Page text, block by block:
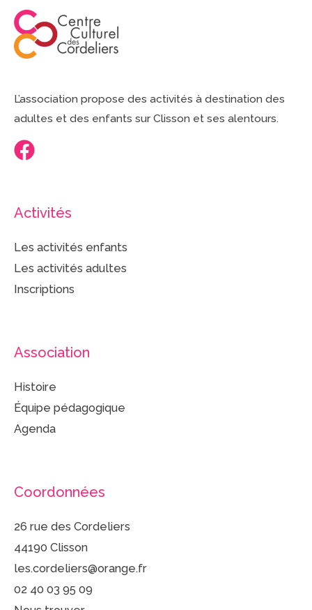
L’association propose des activités à destination des
adultes et des enfants sur Clisson et ses alentours.
Activités
Les activités enfants
Les activités adultes
Inscriptions
Association
Histoire
Équipe pédagogique
Agenda
Coordonnées
26 rue des Cordeliers
44190 Clisson
les.cordeliers@orange.fr
02 40 03 95 09